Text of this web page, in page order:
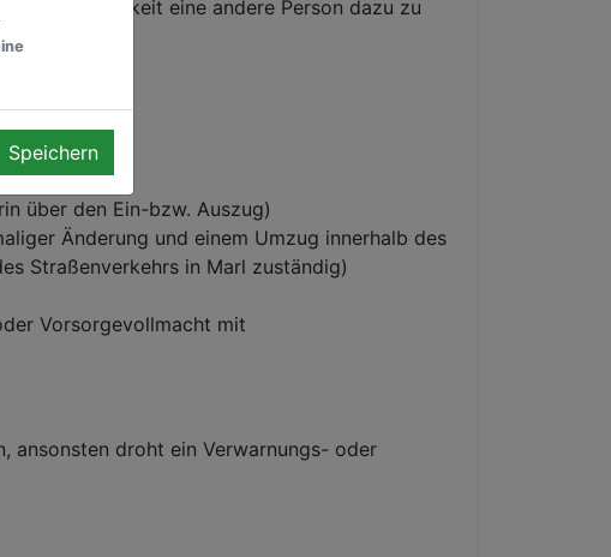
Speichern
die Möglichkeit eine andere Person dazu zu
über den Ein-bzw. Auszug)
Änderung und einem Umzug innerhalb des
Straßenverkehrs in Marl zuständig)
Vorsorgevollmacht mit
ansonsten droht ein Verwarnungs- oder